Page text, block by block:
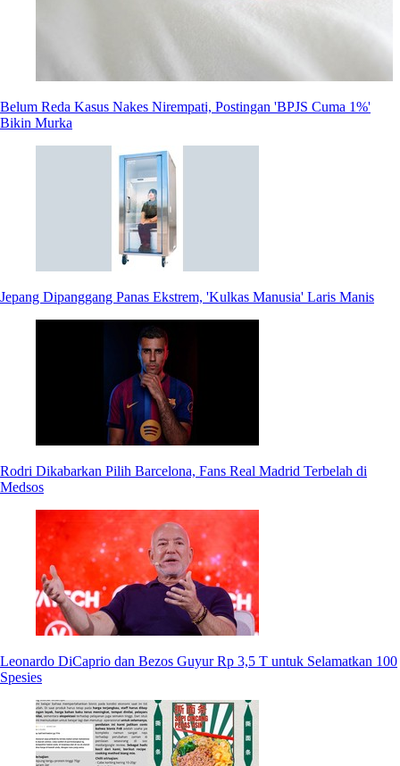
Belum Reda Kasus Nakes Nirempati, Postingan 'BPJS Cuma 1%'
Bikin Murka
Jepang Dipanggang Panas Ekstrem, 'Kulkas Manusia' Laris Manis
Rodri Dikabarkan Pilih Barcelona, Fans Real Madrid Terbelah di
Medsos
Leonardo DiCaprio dan Bezos Guyur Rp 3,5 T untuk Selamatkan 100
Spesies